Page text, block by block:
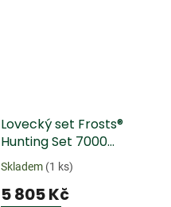
Lovecký set Frosts®
Hunting Set 7000
Comfort
Skladem (1 ks)
5 805 Kč